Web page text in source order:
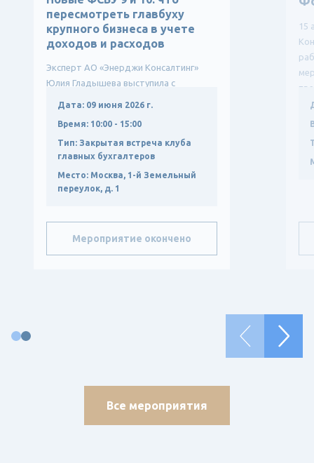
пересмотреть главбуху
крупного бизнеса в учете
доходов и расходов
Эксперт АО «Энерджи Консалтинг»
Юлия Гладышева выступила с
политику крупных компаний, р...
Дата: 09 июня 2026 г.
Время: 10:00 - 15:00
Тип: Закрытая встреча клуба
главных бухгалтеров
Место: Москва, 1-й Земельный
переулок, д. 1
Мероприятие окончено
15
Все мероприятия